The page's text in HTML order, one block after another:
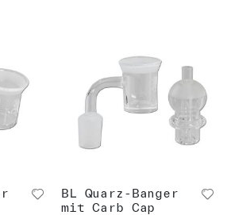
BL Quarz-Banger
mit Carb Cap